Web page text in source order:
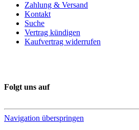
Zahlung & Versand
Kontakt
Suche
Vertrag kündigen
Kaufvertrag widerrufen
Folgt uns auf
Navigation überspringen